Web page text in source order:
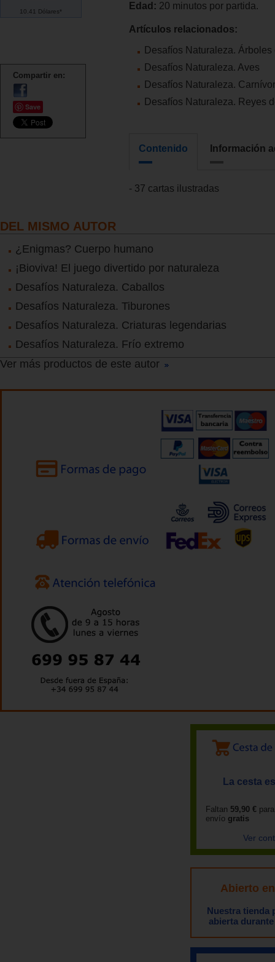
10.41 Dólares*
Compartir en:
Save
Edad: 20 minutos por partida.
Artículos relacionados:
Desafíos Naturaleza. Árboles
Desafíos Naturaleza. Aves
Desafíos Naturaleza.
Desafíos Naturaleza. Reyes
Contenido Información
- 37 cartas ilustradas
DEL MISMO AUTOR
¿Enigmas? Cuerpo humano
¡Bioviva! El juego divertido por naturaleza
Desafíos Naturaleza. Caballos
Desafíos Naturaleza. Tiburones
Desafíos Naturaleza. Criaturas legendarias
Desafíos Naturaleza. Frío extremo
Ver más productos de este autor
La cesta
Faltan 59,90 €
envío gratis
Ver
Abierto
Nuestra tienda
abierta